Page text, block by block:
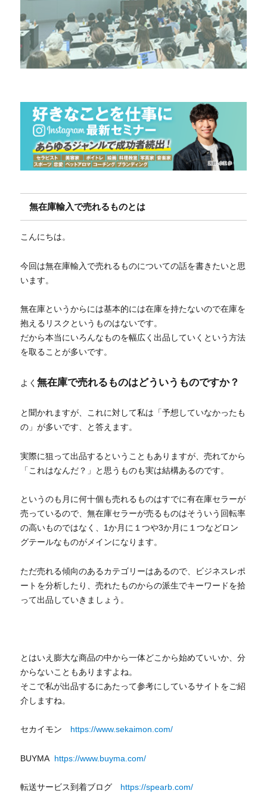
無在庫輸入で売れるものとは
こんにちは。
今回は無在庫輸入で売れるものについての話を書きたいと思
います。
無在庫というからには基本的には在庫を持たないので在庫を
抱えるリスクというものはないです。
だから本当にいろんなものを幅広く出品していくという方法
を取ることが多いです。
よく無在庫で売れるものはどういうものですか？
と聞かれますが、これに対して私は「予想していなかったも
の」が多いです、と答えます。
実際に狙って出品するということもありますが、売れてから
「これはなんだ？」と思うものも実は結構あるのです。
というのも月に何十個も売れるものはすでに有在庫セラーが
売っているので、無在庫セラーが売るものはそういう回転率
の高いものではなく、1か月に１つや3か月に１つなどロン
グテールなものがメインになります。
ただ売れる傾向のあるカテゴリーはあるので、ビジネスレポ
ートを分析したり、売れたものからの派生でキーワードを拾
って出品していきましょう。
とはいえ膨大な商品の中から一体どこから始めていいか、分
からないこともありますよね。
そこで私が出品するにあたって参考にしているサイトをご紹
介しますね。
セカイモン https://www.sekaimon.com/
BUYMA https://www.buyma.com/
転送サービス到着ブログ https://spearb.com/